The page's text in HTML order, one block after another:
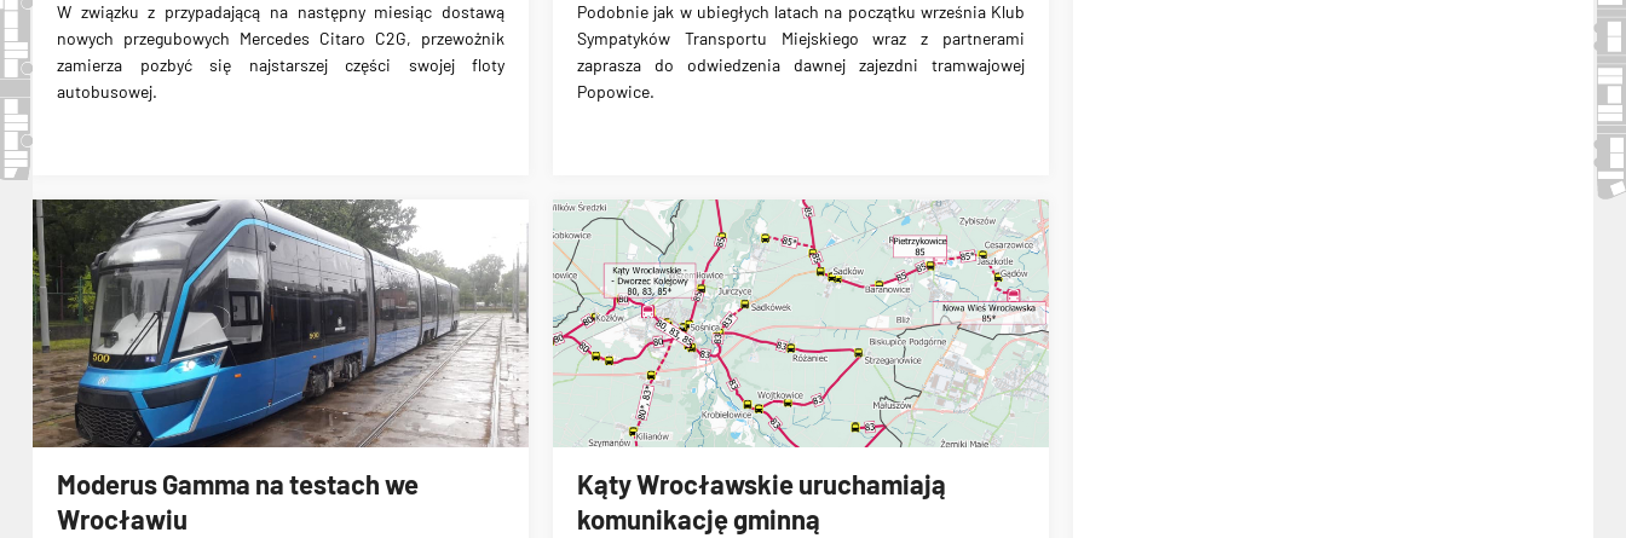
W związku z przypadającą na następny miesiąc dostawą
nowych przegubowych Mercedes Citaro C2G, przewożnik
zamierza pozbyć się najstarszej części swojej floty
autobusowej.
Podobnie jak w ubiegłych latach na początku września Klub
Sympatyków Transportu Miejskiego wraz z partnerami
zaprasza do odwiedzenia dawnej zajezdni tramwajowej
Popowice.
Moderus Gamma na testach we
Wrocławiu
Kąty Wrocławskie uruchamiają
komunikację gminną